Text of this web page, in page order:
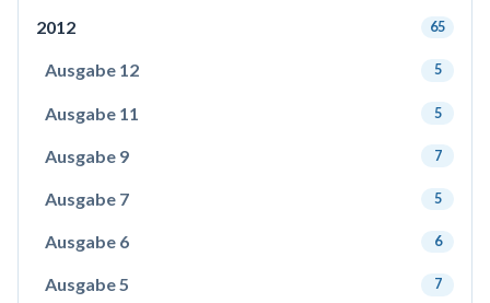
2012 65
Ausgabe 12 5
Ausgabe 11 5
Ausgabe 9 7
Ausgabe 7 5
Ausgabe 6 6
Ausgabe 5 7